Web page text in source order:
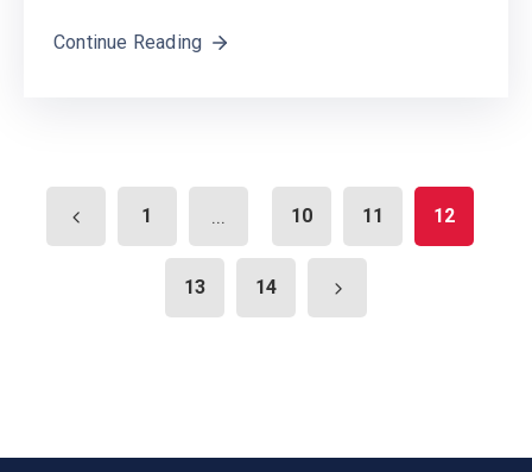
Continue Reading
1 ... 10 11 12
13 14